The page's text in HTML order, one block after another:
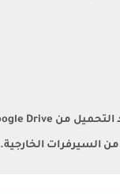
السيرفرات الخارجية.